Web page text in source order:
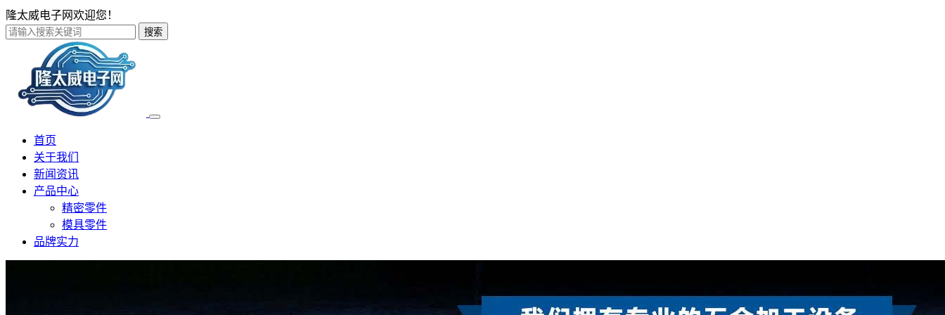
隆太威电子网欢迎您！
搜索
首页
关于我们
新闻资讯
产品中心
精密零件
模具零件
品牌实力